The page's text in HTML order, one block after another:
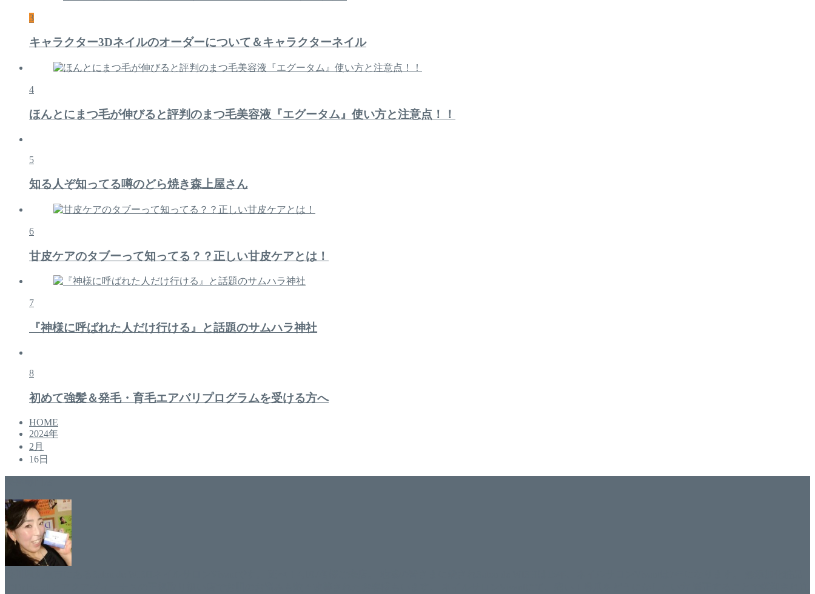
3
キャラクター3Dネイルのオーダーについて＆キャラクターネイル
4
ほんとにまつ毛が伸びると評判のまつ毛美容液『エグータム』使い方と注意点！！
5
知る人ぞ知ってる噂のどら焼き森上屋さん
6
甘皮ケアのタブーって知ってる？？正しい甘皮ケアとは！
7
『神様に呼ばれた人だけ行ける』と話題のサムハラ神社
8
初めて強髪＆発毛・育毛エアバリプログラムを受ける方へ
HOME
2024年
2月
16日